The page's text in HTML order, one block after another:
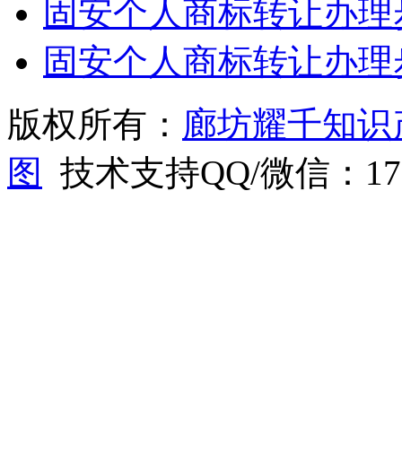
固安个人商标转让办
固安个人商标转让办
版权所有： 廊坊耀千知
图
技术支持QQ/微信：